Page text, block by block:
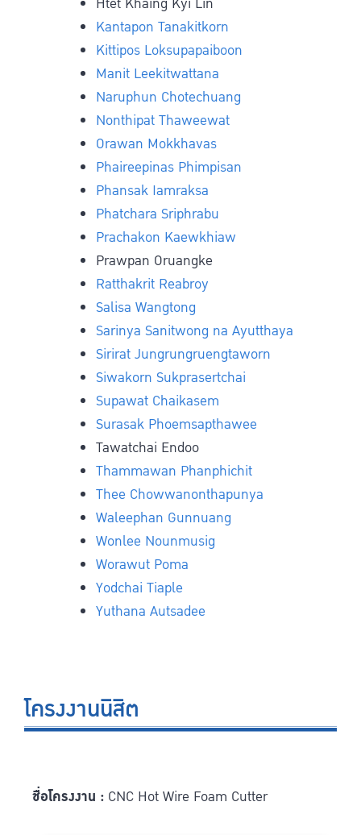
Kantapon Tanakitkorn
Kittipos Loksupapaiboon
Manit Leekitwattana
Naruphun Chotechuang
Nonthipat Thaweewat
Orawan Mokkhavas
Phaireepinas Phimpisan
Phansak Iamraksa
Phatchara Sriphrabu
Prachakon Kaewkhiaw
Prawpan Oruangke
Ratthakrit Reabroy
Salisa Wangtong
Sarinya Sanitwong na Ayutthaya
Sirirat Jungrungruengtaworn
Siwakorn Sukprasertchai
Supawat Chaikasem
Surasak Phoemsapthawee
Tawatchai Endoo
Thammawan Phanphichit
Thee Chowwanonthapunya
Waleephan Gunnuang
Wonlee Nounmusig
Worawut Poma
Yodchai Tiaple
Yuthana Autsadee
โครงงานนิสิต
ชื่อโครงงาน : CNC Hot Wire Foam Cutter